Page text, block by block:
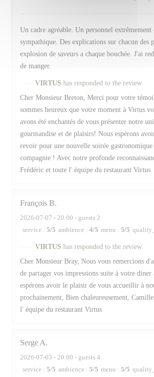
Un cadre agréable. Un personnel extrêmement
sympathique. Des explications sur chacun des
explosion de saveurs a chaque bouchée. J'ai
de manger.
VIRTUS has responded to the review
Cher Monsieur Breton, Merci pour votre
sommes heureux que votre moment à Virtus
avons été enchantés de vous présenter notre
gourmandise et de plaisirs! Nous espérons
revoir pour une nouvelle soirée gastronomique
compagnie ! Avec notre profonde
Frédéric et toute l' équipe du restaurant Virtus
François B
2026-07-07 - 20:00 - guests 2
service : 5/5 ambience : 4/5 menu : 5/5
VIRTUS has responded to the review
Cher Monsieur Bray, Nous vous remercions
de partager vos impressions suite à votre
espérons avoir le plaisir de vous accueillir à
prochainement, Bien chaleureusement,
l' équipe du restaurant Virtus
Serge A
2026-07-03 - 20:00 - guests 4
service : 5/5 ambience : 5/5 menu : 5/5